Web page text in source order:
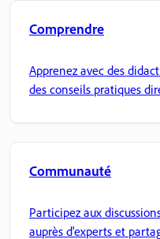
Comprendre
Apprenez avec des
des conseils pratiques
Communauté
Participez aux
auprès d'experts et